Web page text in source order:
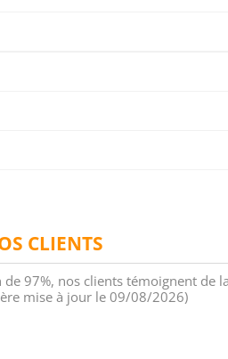
CLIENTS
97%, nos clients témoignent de
mise à jour le 09/08/2026)